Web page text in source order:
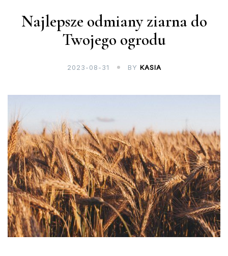
Najlepsze odmiany ziarna do
Twojego ogrodu
2023-08-31 BY KASIA